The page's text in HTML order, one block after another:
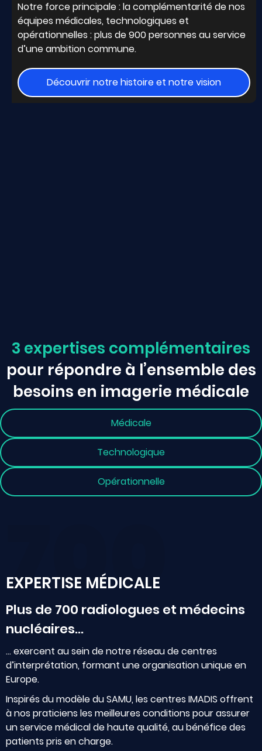
Notre force principale : la complémentarité de nos
équipes médicales, technologiques et
opérationnelles : plus de 900 personnes au service
d’une ambition commune.
Découvrir notre histoire et notre vision
3 expertises complémentaires
pour répondre à l’ensemble des
besoins en imagerie médicale
Médicale
Technologique
Opérationnelle
700
EXPERTISE MÉDICALE
Plus de 700 radiologues et médecins
nucléaires…
… exercent au sein de notre réseau de centres
d’interprétation, formant une organisation unique en
Europe.
Inspirés du modèle du SAMU, les centres IMADIS offrent
à nos praticiens les meilleures conditions pour assurer
un service médical de haute qualité, au bénéfice des
patients pris en charge.